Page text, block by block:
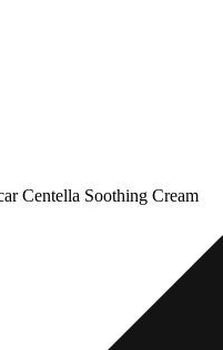
Centella Soothing Cream